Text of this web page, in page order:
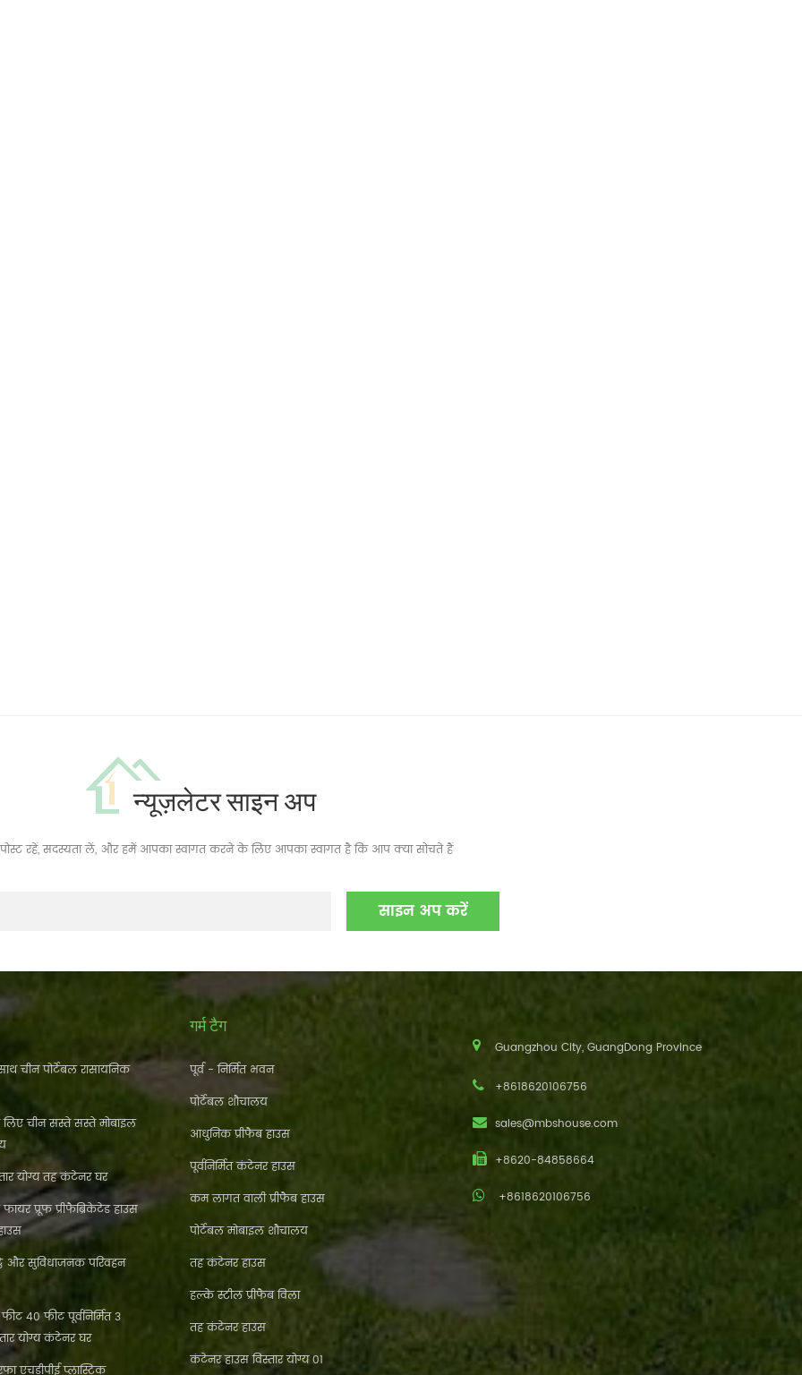
न्यूज़लेटर साइन अप
रहें, सदस्यता लें, और हमें आपका स्वागत करने के लिए आपका स्वागत है कि आप क्या सोचते हैं
चीन पोर्टेबल रासायनिक
चीन सस्ते सस्ते मोबाइल
योग्य तह कंटेनर घर
प्रूफ प्रीफैब्रिकेटेड हाउस
और सुविधाजनक परिवहन
40 फीट पूर्वनिर्मित 3
योग्य कंटेनर घर
एचडीपीई प्लास्टिक
गर्म टैग
पूर्व - निर्मित भवन
पोर्टेबल शौचालय
आधुनिक प्रीफैब हाउस
पूर्वनिर्मित कंटेनर हाउस
कम लागत वाली प्रीफैब हाउस
पोर्टेबल मोबाइल शौचालय
तह कंटेनर हाउस
हल्के स्टील प्रीफैब विला
तह कंटेनर हाउस
कंटेनर हाउस विस्तार योग्य 01
Guangzhou City, GuangDong Province
+8618620106756
sales@mbshouse.com
+8620-84858664
+8618620106756